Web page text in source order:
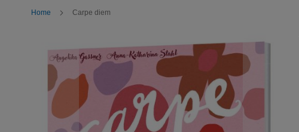
Home Carpe diem
Bildergalerie
springen